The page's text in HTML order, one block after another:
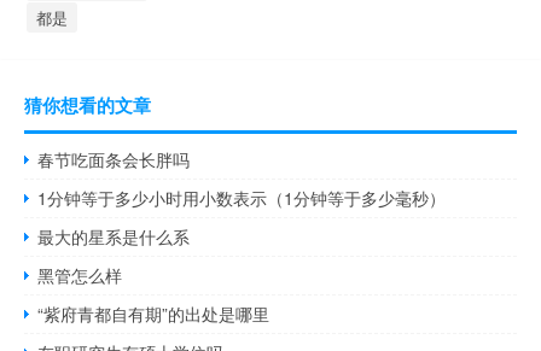
都是
猜你想看的文章
春节吃面条会长胖吗
1分钟等于多少小时用小数表示（1分钟等于多少毫秒）
最大的星系是什么系
黑管怎么样
“紫府青都自有期”的出处是哪里